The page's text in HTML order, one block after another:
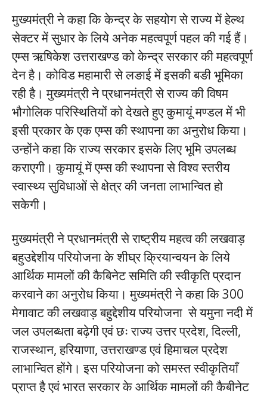
मुख्यमंत्री ने कहा कि केन्द्र के सहयोग से राज्य में हेल्थ
सेक्टर में सुधार के लिये अनेक महत्वपूर्ण पहल की गई हैं।
एम्स ऋषिकेश उत्तराखण्ड को केन्द्र सरकार की महत्वपूर्ण
देन है। कोविड महामारी से लङाई में इसकी बङी भूमिका
रही है। मुख्यमंत्री ने प्रधानमंत्री से राज्य की विषम
भौगोलिक परिस्थितियों को देखते हुए कुमायूं मण्डल में भी
इसी प्रकार के एक एम्स की स्थापना का अनुरोध किया।
उन्होंने कहा कि राज्य सरकार इसके लिए भूमि उपलब्ध
कराएगी। कुमायूं में एम्स की स्थापना से विश्व स्तरीय
स्वास्थ्य सुविधाओं से क्षेत्र की जनता लाभान्वित हो
सकेगी।
मुख्यमंत्री ने प्रधानमंत्री से राष्ट्रीय महत्व की लखवाड़
बहुउद्देशीय परियोजना के शीघ्र क्रियान्वयन के लिये
आर्थिक मामलों की कैबिनेट समिति की स्वीकृति प्रदान
करवाने का अनुरोध किया। मुख्यमंत्री ने कहा कि 300
मेगावाट की लखवाड़ बहुद्देशीय परियोजना से यमुना नदी में
जल उपलब्धता बढ़ेगी एवं छः राज्य उत्तर प्रदेश, दिल्ली,
राजस्थान, हरियाणा, उत्तराखण्ड एवं हिमाचल प्रदेश
लाभान्वित होंगे। इस परियोजना को समस्त स्वीकृतियाँ
प्राप्त है एवं भारत सरकार के आर्थिक मामलों की कैबीनेट